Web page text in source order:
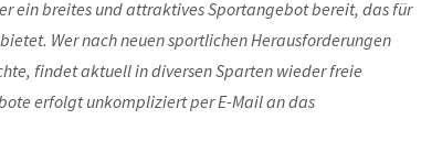
ein breites und attraktives Sportangebot bereit, das für
Wer nach neuen sportlichen Herausforderungen
findet aktuell in diversen Sparten wieder freie
erfolgt unkompliziert per E-Mail an das